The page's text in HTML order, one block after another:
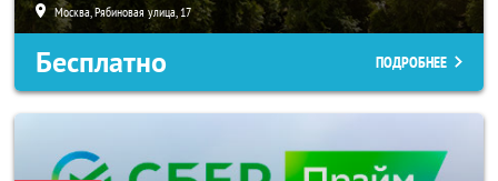
Москва, Рябиновая улица, 17
Бесплатно ПОДРОБНЕЕ